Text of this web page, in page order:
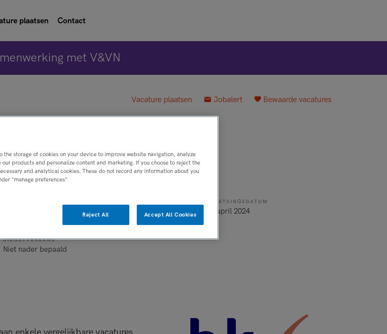
plaatsen Contact
met V&VN
Vacature plaatsen Jobalert Bewaarde vacatures
asielzoekerszorg
Vaste aanstelling
PLAATSINGSDATUM
11 april 2024
DIENSTVERBAND
Niet nader bepaald
the storage of cookies on your device to improve website navigation, analyze
products and personalize content and marketing. If you choose to reject the
and analytical cookies. These do not record any information about you
"manage preferences"
Reject All Accept All Cookies